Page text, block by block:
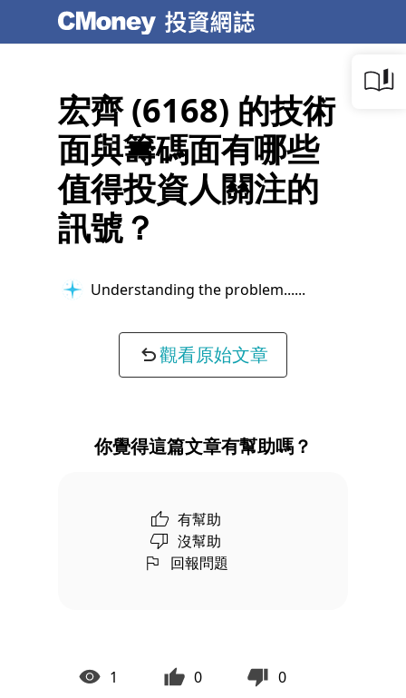
宏齊 (6168) 的技術
面與籌碼面有哪些
值得投資人關注的
訊號？
Searching for key information...
觀看原始文章
你覺得這篇文章有幫助嗎？
有幫助
沒幫助
回報問題
1 0 0